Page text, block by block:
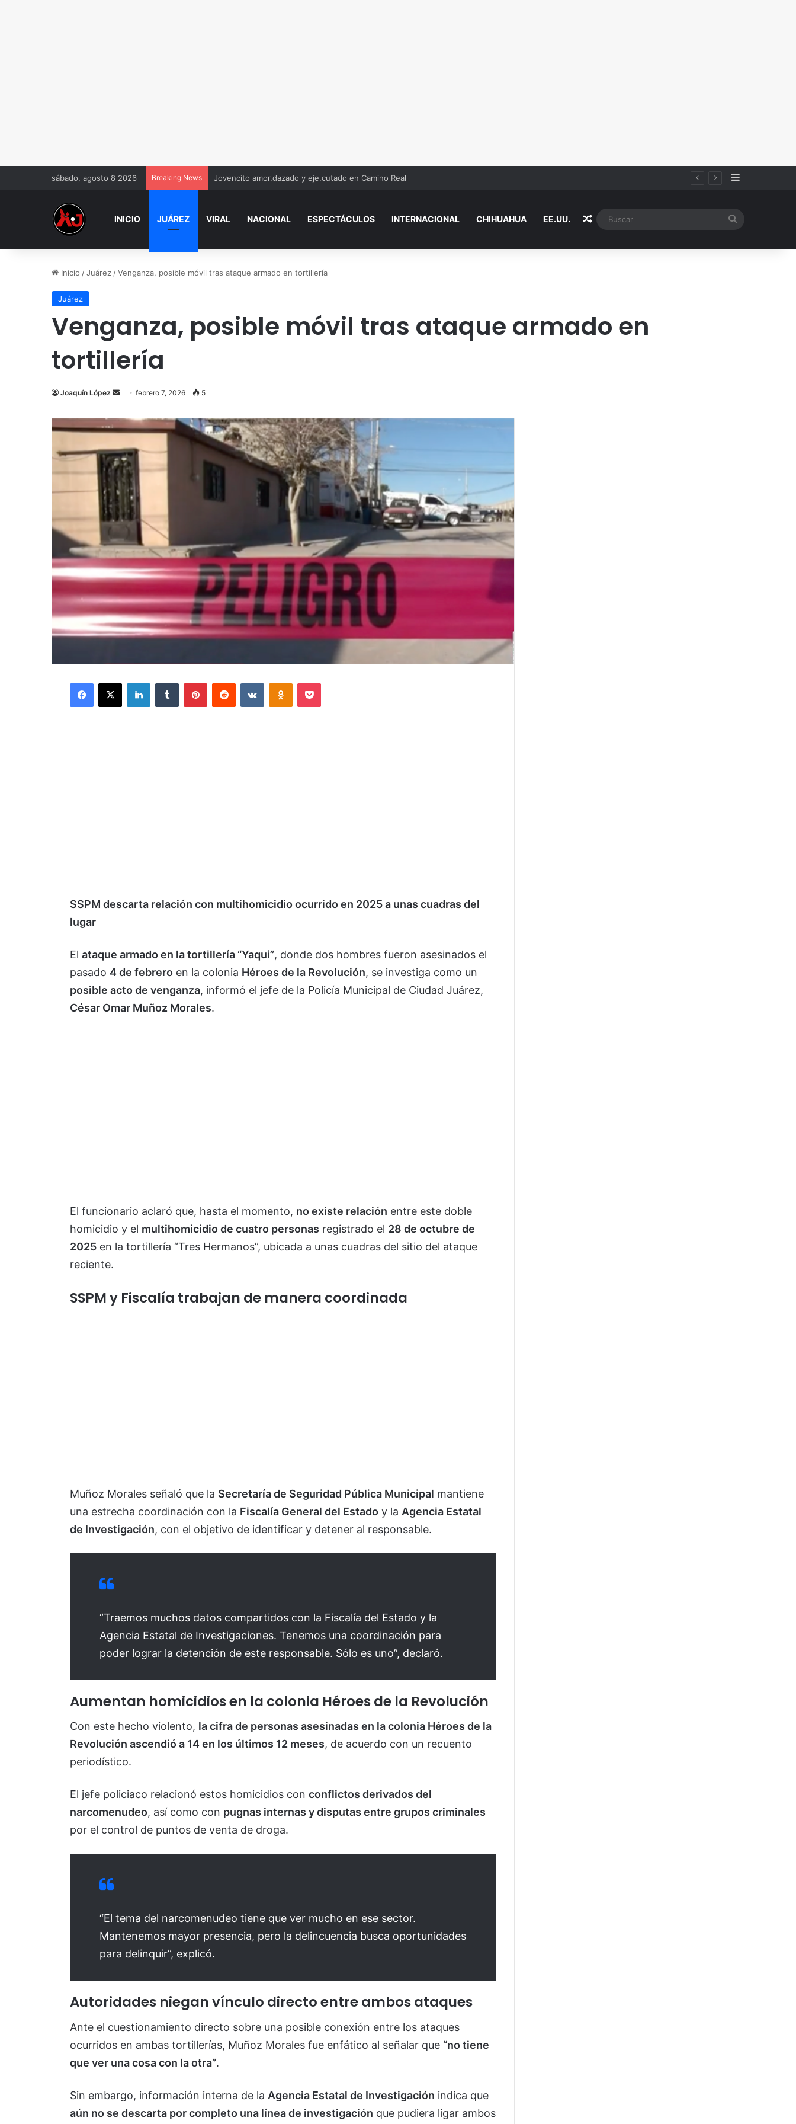
sábado, agosto 8 2026 Breaking News Jovencito amor.dazado y eje.cutado en Camino Real Sidebar
INICIO JUÁREZ VIRAL NACIONAL ESPECTÁCULOS INTERNACIONAL CHIHUAHUA EE.UU. Random Article
Inicio /Juárez /Venganza, posible móvil tras ataque armado en tortillería
Juárez
Venganza, posible móvil tras ataque armado en
tortillería
Joaquín López
Send
email
febrero 7, 2026 5
Facebook
X LinkedInTumblr PinterestReddit VKontakteOdnoklassniki
Pocket
SSPM descarta relación con multihomicidio ocurrido en 2025 a unas cuadras del
lugar
El ataque armado en la tortillería “Yaqui”, donde dos hombres fueron asesinados el
pasado 4 de febrero en la colonia Héroes de la Revolución, se investiga como un
posible acto de venganza, informó el jefe de la Policía Municipal de Ciudad Juárez,
César Omar Muñoz Morales.
El funcionario aclaró que, hasta el momento, no existe relación entre este doble
homicidio y el multihomicidio de cuatro personas registrado el 28 de octubre de
2025 en la tortillería “Tres Hermanos”, ubicada a unas cuadras del sitio del ataque
reciente.
SSPM y Fiscalía trabajan de manera coordinada
Muñoz Morales señaló que la Secretaría de Seguridad Pública Municipal mantiene
una estrecha coordinación con la Fiscalía General del Estado y la Agencia Estatal
de Investigación, con el objetivo de identificar y detener al responsable.
“Traemos muchos datos compartidos con la Fiscalía del Estado y la
Agencia Estatal de Investigaciones. Tenemos una coordinación para
poder lograr la detención de este responsable. Sólo es uno”, declaró.
Aumentan homicidios en la colonia Héroes de la Revolución
Con este hecho violento, la cifra de personas asesinadas en la colonia Héroes de la
Revolución ascendió a 14 en los últimos 12 meses, de acuerdo con un recuento
periodístico.
El jefe policiaco relacionó estos homicidios con conflictos derivados del
narcomenudeo, así como con pugnas internas y disputas entre grupos criminales
por el control de puntos de venta de droga.
“El tema del narcomenudeo tiene que ver mucho en ese sector.
Mantenemos mayor presencia, pero la delincuencia busca oportunidades
para delinquir”, explicó.
Autoridades niegan vínculo directo entre ambos ataques
Ante el cuestionamiento directo sobre una posible conexión entre los ataques
ocurridos en ambas tortillerías, Muñoz Morales fue enfático al señalar que “no tiene
que ver una cosa con la otra”.
Sin embargo, información interna de la Agencia Estatal de Investigación indica que
aún no se descarta por completo una línea de investigación que pudiera ligar ambos